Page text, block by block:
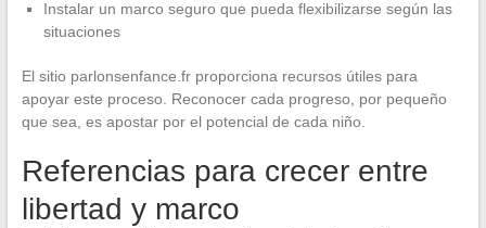
Instalar un marco seguro que pueda flexibilizarse según las
situaciones
El sitio parlonsenfance.fr proporciona recursos útiles para
apoyar este proceso. Reconocer cada progreso, por pequeño
que sea, es apostar por el potencial de cada niño.
Referencias para crecer entre
libertad y marco